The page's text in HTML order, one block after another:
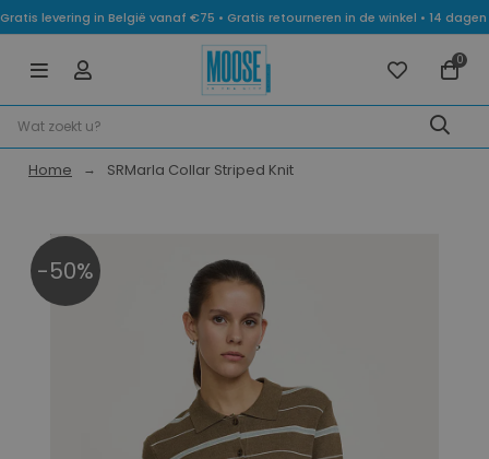
Gratis levering in België vanaf €75 • Gratis retourneren in de winkel • 14
0
Home SRMarla Collar Striped Knit
-50%